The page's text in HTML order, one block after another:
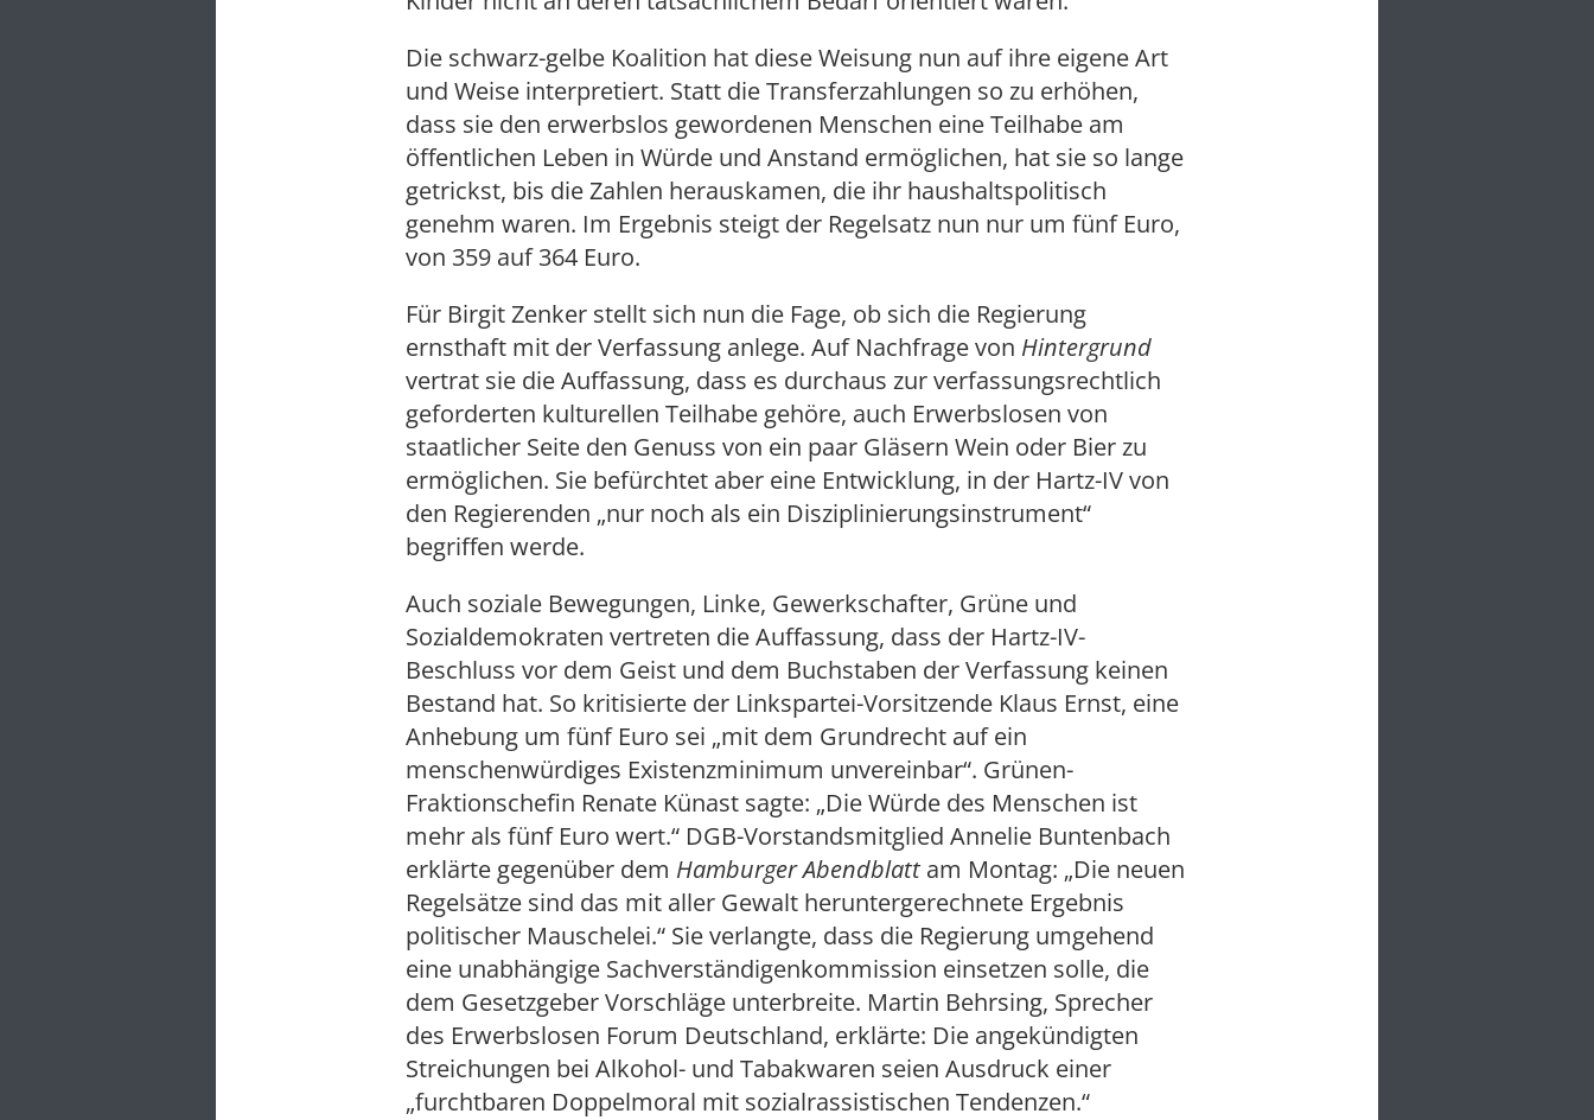
Die schwarz-gelbe Koalition hat diese Weisung nun auf ihre eigene Art
und Weise interpretiert. Statt die Transferzahlungen so zu erhöhen,
dass sie den erwerbslos gewordenen Menschen eine Teilhabe am
öffentlichen Leben in Würde und Anstand ermöglichen, hat sie so lange
getrickst, bis die Zahlen herauskamen, die ihr haushaltspolitisch
genehm waren. Im Ergebnis steigt der Regelsatz nun nur um fünf Euro,
von 359 auf 364 Euro.
Für Birgit Zenker stellt sich nun die Fage, ob sich die Regierung
ernsthaft mit der Verfassung anlege. Auf Nachfrage von Hintergrund
vertrat sie die Auffassung, dass es durchaus zur verfassungsrechtlich
geforderten kulturellen Teilhabe gehöre, auch Erwerbslosen von
staatlicher Seite den Genuss von ein paar Gläsern Wein oder Bier zu
ermöglichen. Sie befürchtet aber eine Entwicklung, in der Hartz-IV von
den Regierenden „nur noch als ein Disziplinierungsinstrument“
begriffen werde.
Auch soziale Bewegungen, Linke, Gewerkschafter, Grüne und
Sozialdemokraten vertreten die Auffassung, dass der Hartz-IV-
Beschluss vor dem Geist und dem Buchstaben der Verfassung keinen
Bestand hat. So kritisierte der Linkspartei-Vorsitzende Klaus Ernst, eine
Anhebung um fünf Euro sei „mit dem Grundrecht auf ein
menschenwürdiges Existenzminimum unvereinbar“. Grünen-
Fraktionschefin Renate Künast sagte: „Die Würde des Menschen ist
mehr als fünf Euro wert.“ DGB-Vorstandsmitglied Annelie Buntenbach
erklärte gegenüber dem Hamburger Abendblatt am Montag: „Die neuen
Regelsätze sind das mit aller Gewalt heruntergerechnete Ergebnis
politischer Mauschelei.“ Sie verlangte, dass die Regierung umgehend
eine unabhängige Sachverständigenkommission einsetzen solle, die
dem Gesetzgeber Vorschläge unterbreite. Martin Behrsing, Sprecher
des Erwerbslosen Forum Deutschland, erklärte: Die angekündigten
Streichungen bei Alkohol- und Tabakwaren seien Ausdruck einer
„furchtbaren Doppelmoral mit sozialrassistischen Tendenzen.“